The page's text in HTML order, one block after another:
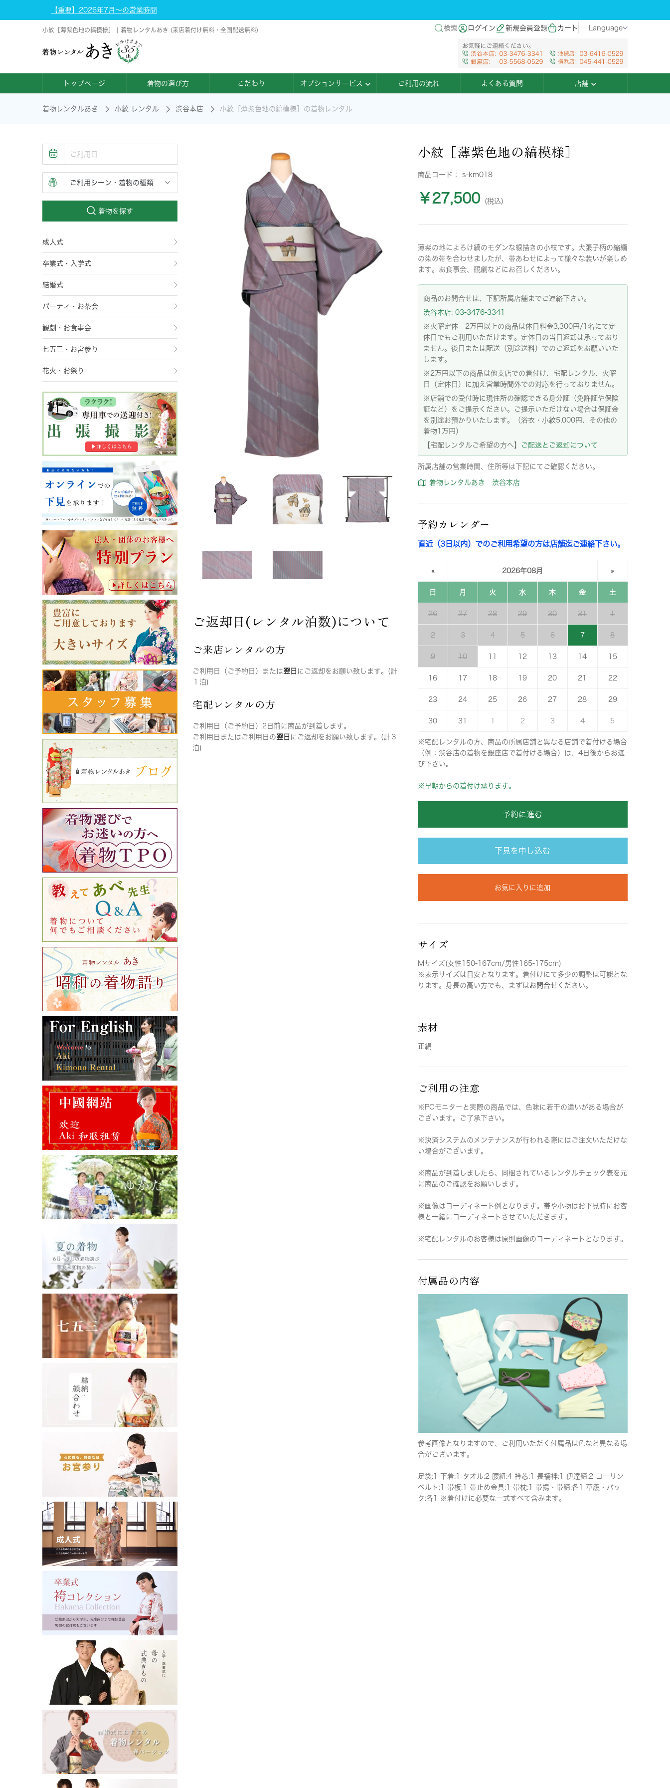
【重要】2026年7月～の営業時間
小紋［薄紫色地の縞模様］ | 着物レンタルあき (来店着付け無料・全国配送無料) 検索 ログイン 新規会員登録 カート Language
トップページ 着物の選び方 こだわり オプションサービス ご利用の流れ よくある質問 店舗
着物レンタルあき 小紋 レンタル 渋谷本店 小紋［薄紫色地の縞模様］の着物レンタル
着物を探す
成人式
卒業式・入学式
結婚式
パーティ・お茶会
観劇・お食事会
七五三・お宮参り
花火・お祭り
ご返却日(レンタル泊数)について
ご来店レンタルの方
ご利用日（ご予約日）または翌日 にご返却をお願い致します。(計
１泊)
宅配レンタルの方
ご利用日（ご予約日）2日前に商品が到着します。
ご利用日またはご利用日の翌日 にご返却をお願い致します。(計３
泊)
小紋［薄紫色地の縞模様］
商品コード： s-km018
￥27,500 (税込)
薄紫の地によろけ縞のモダンな線描きの小紋です。犬張子柄の縮緬
の染め帯を合わせましたが、帯あわせによって様々な装いが楽しめ
ます。お食事会、観劇などにお召しください。
商品のお問合せは、下記所属店舗までご連絡下さい。
渋谷本店: 03-3476-3341
※火曜定休 2万円以上の商品は休日料金3,300円/1名にて定
休日でもご利用いただけます。定休日の当日返却は承っており
ません。後日または配送（別途送料）でのご返却をお願いいた
します。
※2万円以下の商品は他支店での着付け、宅配レンタル、火曜
日（定休日）に加え営業時間外での対応を行っておりません。
※店舗での受付時に現住所の確認できる身分証（免許証や保険
証など）をご提示ください。ご提示いただけない場合は保証金
を別途お預かりいたします。（浴衣・小紋5,000円、その他の
着物1万円）
【宅配レンタルご希望の方へ】
ご配送とご返却について
所属店舗の営業時間、住所等は下記にてご確認ください。
着物レンタルあき 渋谷本店
予約カレンダー
直近（3日以内）でのご利用希望の方は店舗迄ご連絡下さい。
« 2026年08月 »
日 月 火 水 木 金 土
26 27 28 29 30 31 1
2 3 4 5 6 7 8
9 10 12 13 14 15
16 17 18 19 20 21 22
23 24 25 26 27 28 29
30 31 2 3 4 5
※宅配レンタルの方、商品の所属店舗と異なる店舗で着付ける場合
（例：渋谷店の着物を銀座店で着付ける場合）は、4日後からお選
び下さい。
※早朝からの着付け承ります。
予約に進む
下見を申し込む
お気に入りに追加
サイズ
Mサイズ(女性150-167cm/男性165-175cm)
※表示サイズは目安となります。着付けにて多少の調整は可能とな
ります。身長の高い方でも、まずはお問合せ ください。
素材
正絹
ご利用の注意
※PCモニターと実際の商品では、色味に若干の違いがある場合が
ございます。ご了承下さい。
※決済システムのメンテナンスが行われる際にはご注文いただけな
い場合がございます。
※商品が到着しましたら、同梱されているレンタルチェック表を元
に商品のご確認をお願いします。
※画像はコーディネート例となります。帯や小物はお下見時にお客
様と一緒にコーディネートさせていただきます。
※宅配レンタルのお客様は原則画像のコーディネートとなります。
付属品の内容
参考画像となりますので、ご利用いただく付属品は色など異なる場
合がございます。
足袋:1 下着:1 タオル:2 腰紐:4 衿芯:1 長襦袢:1 伊達締:2 コーリン
ベルト:1 帯板:1 帯止め金具:1 帯枕:1 帯揚・帯締:各1 草履・バッ
ク:各1 ※着付けに必要な一式すべて含みます。